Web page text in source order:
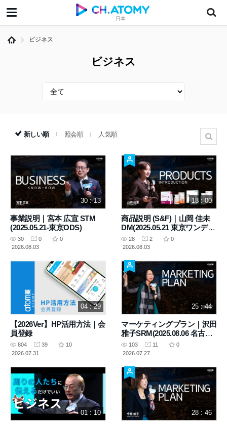
日本
ビジネス
ビジネス
新しい順 照会順 人気順
30 : 13
事業説明｜宮本 広宣 STM
(2025.05.21-東京ODS)
30 0
0
2026.08.03
18 : 00
商品説明 (S&F)｜山岡 佳未
DM(2025.05.21 東京ワンデイ
セミナー)
28 2
0
2026.08.03
04 : 29
【2026Ver】HP活用方法｜会
員登録
804 39
10
2026.07.31
25 : 44
マーケティングプラン｜沢田
雅子SRM(2025.08.06 名古屋
ワンデイ)
103 11
0
2026.07.27
01 : 10 28 : 46